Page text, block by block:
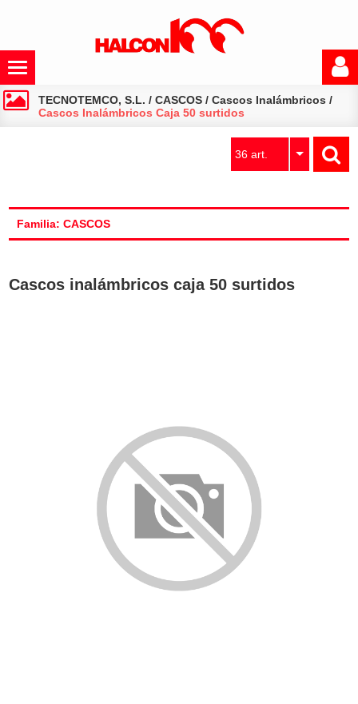
TECNOTEMCO, S.L. /CASCOS /Cascos Inalámbricos /
Cascos Inalámbricos Caja 50 surtidos
36 art.
Familia: CASCOS
Cascos inalámbricos caja 50 surtidos